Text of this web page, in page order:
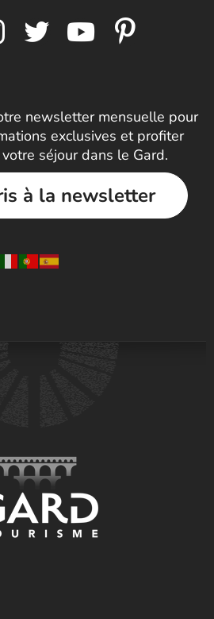
newsletter mensuelle pour
exclusives et profiter
séjour dans le Gard.
à la newsletter